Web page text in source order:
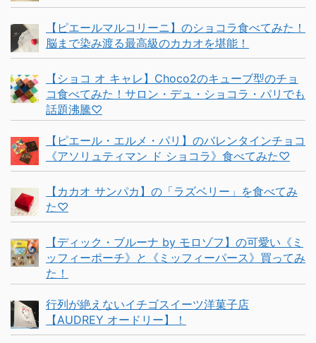
【ピエールマルコリーニ】のショコラ食べてみた！
脳まで染み渡る最高級のカカオを堪能！
【ショコ オ キャレ】Choco2のキューブ型のチョ
コ食べてみた！サロン・デュ・ショコラ・パリでも
話題沸騰♡
【ピエール・エルメ・パリ】のバレンタインチョコ
《アソリュティマン ド ショコラ》食べてみた♡
【カカオ サンパカ】の「ラズベリー」を食べてみ
た♡
【ディック・ブルーナ by モロゾフ】の可愛い《ミ
ッフィーポーチ》と《ミッフィーパース》買ってみ
た！
行列が絶えないイチゴスイーツ洋菓子店
【AUDREY オードリー】！